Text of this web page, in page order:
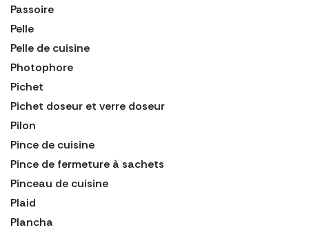
Passoire
Pelle
Pelle de cuisine
Photophore
Pichet
Pichet doseur et verre doseur
Pilon
Pince de cuisine
Pince de fermeture à sachets
Pinceau de cuisine
Plaid
Plancha